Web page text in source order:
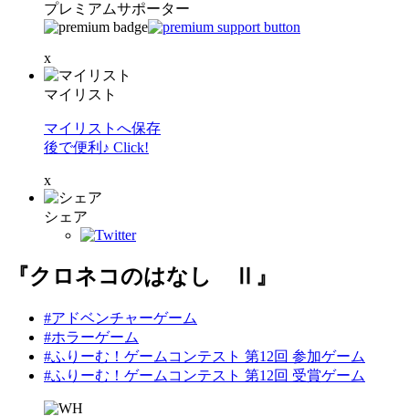
プレミアムサポーター
x
マイリスト
マイリストへ保存
後で便利♪ Click!
x
シェア
『クロネコのはなし Ⅱ』
#アドベンチャーゲーム
#ホラーゲーム
#ふりーむ！ゲームコンテスト 第12回 参加ゲーム
#ふりーむ！ゲームコンテスト 第12回 受賞ゲーム